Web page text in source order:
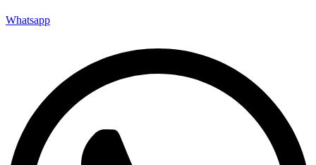
Whatsapp